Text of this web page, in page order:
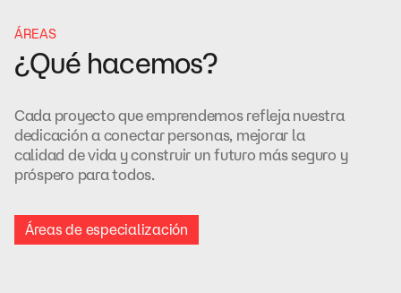
ÁREAS
¿Qué hacemos?
Cada proyecto que emprendemos refleja nuestra
dedicación a conectar personas, mejorar la
calidad de vida y construir un futuro más seguro y
próspero para todos.
Áreas de especialización